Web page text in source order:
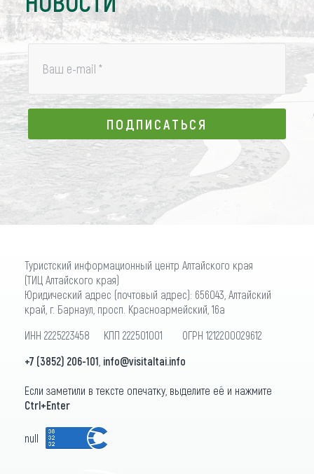
Ваш e-mail *
ПОДПИСАТЬСЯ
ПОДПИСАТЬСЯ
Туристский информационный центр Алтайского края
(ТИЦ Алтайского края)
Юридический адрес (почтовый адрес): 656043, Алтайский
край, г. Барнаул, просп. Красноармейский, 16а
ИНН 2225223458 КПП 222501001 ОГРН 1212200029612
+7 (3852) 206-101 info@visitaltai.info
Если заметили в тексте опечатку, выделите её и нажмите
Ctrl+Enter
null